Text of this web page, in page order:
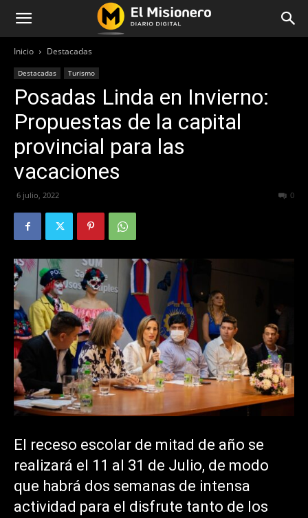
Inicio Destacadas
Destacadas Turismo
Posadas Linda en Invierno:
Propuestas de la capital
provincial para las
vacaciones
6 julio, 2022 0
El receso escolar de mitad de año se
realizará el 11 al 31 de Julio, de modo
que habrá dos semanas de intensa
actividad para el disfrute tanto de los